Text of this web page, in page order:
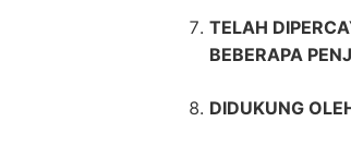
TELAH
BEBERAPA
DIDUKUNG